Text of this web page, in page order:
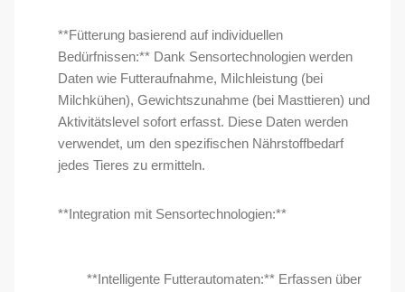
**Fütterung basierend auf individuellen
Bedürfnissen:** Dank Sensortechnologien werden
Daten wie Futteraufnahme, Milchleistung (bei
Milchkühen), Gewichtszunahme (bei Masttieren) und
Aktivitätslevel sofort erfasst. Diese Daten werden
verwendet, um den spezifischen Nährstoffbedarf
jedes Tieres zu ermitteln.
**Integration mit Sensortechnologien:**
**Intelligente Futterautomaten:** Erfassen über